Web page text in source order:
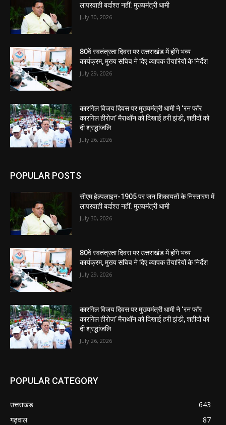
लापरवाही बर्दाश्त नहीं: मुख्यमंत्री धामी
July 30, 2026
80वें स्वतंत्रता दिवस पर उत्तराखंड में होंगे भव्य
कार्यक्रम, मुख्य सचिव ने दिए व्यापक तैयारियों के निर्देश
July 29, 2026
कारगिल विजय दिवस पर मुख्यमंत्री धामी ने ‘रन फॉर
कारगिल हीरोज’ मैराथॉन को दिखाई हरी झंडी, शहीदों को
दी श्रद्धांजलि
July 26, 2026
POPULAR POSTS
सीएम हेल्पलाइन-1905 पर जन शिकायतों के निस्तारण में
लापरवाही बर्दाश्त नहीं: मुख्यमंत्री धामी
July 30, 2026
80वें स्वतंत्रता दिवस पर उत्तराखंड में होंगे भव्य
कार्यक्रम, मुख्य सचिव ने दिए व्यापक तैयारियों के निर्देश
July 29, 2026
कारगिल विजय दिवस पर मुख्यमंत्री धामी ने ‘रन फॉर
कारगिल हीरोज’ मैराथॉन को दिखाई हरी झंडी, शहीदों को
दी श्रद्धांजलि
July 26, 2026
POPULAR CATEGORY
उत्तराखंड
643
गढ़वाल
87